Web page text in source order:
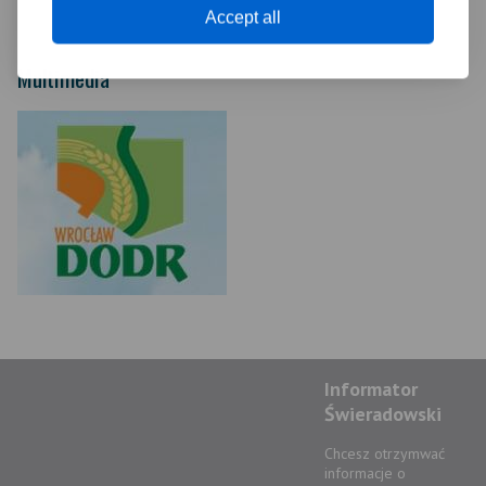
Accept all
Multimedia
Informator
Świeradowski
Chcesz otrzymwać
informacje o